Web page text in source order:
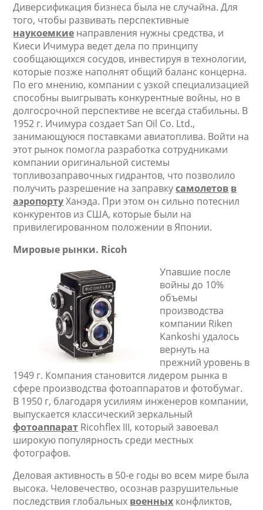
Диверсификация бизнеса была не случайна. Для
того, чтобы развивать перспективные
наукоемкие направления нужны средства, и
Киеси Ичимура ведет дела по принципу
сообщающихся сосудов, инвестируя в технологии,
которые позже наполнят общий баланс концерна.
По его мнению, компании с узкой специализацией
способны выигрывать конкурентные войны, но в
долгосрочной перспективе не всегда стабильны. В
1952 г. Ичимура создает San Oil Co. Ltd.,
занимающуюся поставками авиатоплива. Войти на
этот рынок помогла разработка сотрудниками
компании оригинальной системы
топливозаправочных гидрантов, что позволило
получить разрешение на заправкусамолетов в
аэропортуХанэда. При этом он сильно потеснил
конкурентов из США, которые были на
привилегированном положении в Японии.
Мировые рынки. Ricoh
Упавшие после
войны до 10%
объемы
производства
компании Riken
Kankoshi удалось
вернуть на
прежний уровень в
1949 г. Компания становится лидером рынка в
сфере производства фотоаппаратов и фотобумаг.
В 1950 г, благодаря усилиям инженеров компании,
выпускается классический зеркальный
фотоаппарат Ricohflex III, который завоевал
широкую популярность среди местных
фотографов.
Деловая активность в 50-е годы во всем мире была
высока. Человечество, осознав разрушительные
последствия глобальных военных конфликтов,